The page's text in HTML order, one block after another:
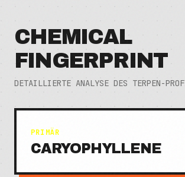
CHEMICAL
FINGERPRINT
DETAILLIERTE ANALYSE DES TERPEN-
PRIMÄR
CARYOPHYLLENE